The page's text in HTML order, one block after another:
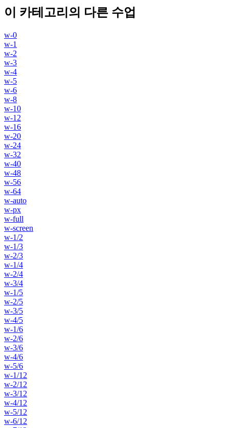
이 카테고리의 다른 수업
w-0
w-1
w-2
w-3
w-4
w-5
w-6
w-8
w-10
w-12
w-16
w-20
w-24
w-32
w-40
w-48
w-56
w-64
w-auto
w-px
w-full
w-screen
w-1/2
w-1/3
w-2/3
w-1/4
w-2/4
w-3/4
w-1/5
w-2/5
w-3/5
w-4/5
w-1/6
w-2/6
w-3/6
w-4/6
w-5/6
w-1/12
w-2/12
w-3/12
w-4/12
w-5/12
w-6/12